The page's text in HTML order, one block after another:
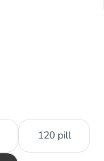
120 pill